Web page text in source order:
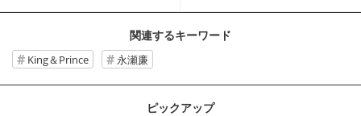
関連するキーワード
King＆Prince 永瀬廉
ピックアップ